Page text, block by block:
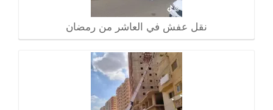
نقل عفش في العاشر من رمضان